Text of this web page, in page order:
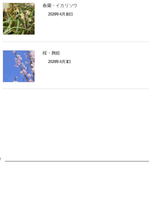
春蘭・イカリソウ
2026年4月16日
桜・舞姫
2026年4月3日